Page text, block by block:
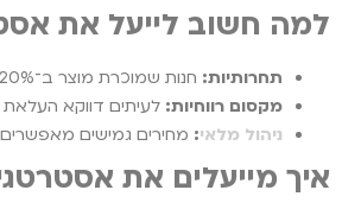
למה חשוב לייעל את
תחרותיות: חנות שמוכרת מוצר ב־20% יותר מהמתחרה ובלי סיבה ברורה, פשוט תפסיד.
מקסום רווחיות: לעיתים דווקא
ניהול מלאי: מחירים גמישים
איך מייעלים את